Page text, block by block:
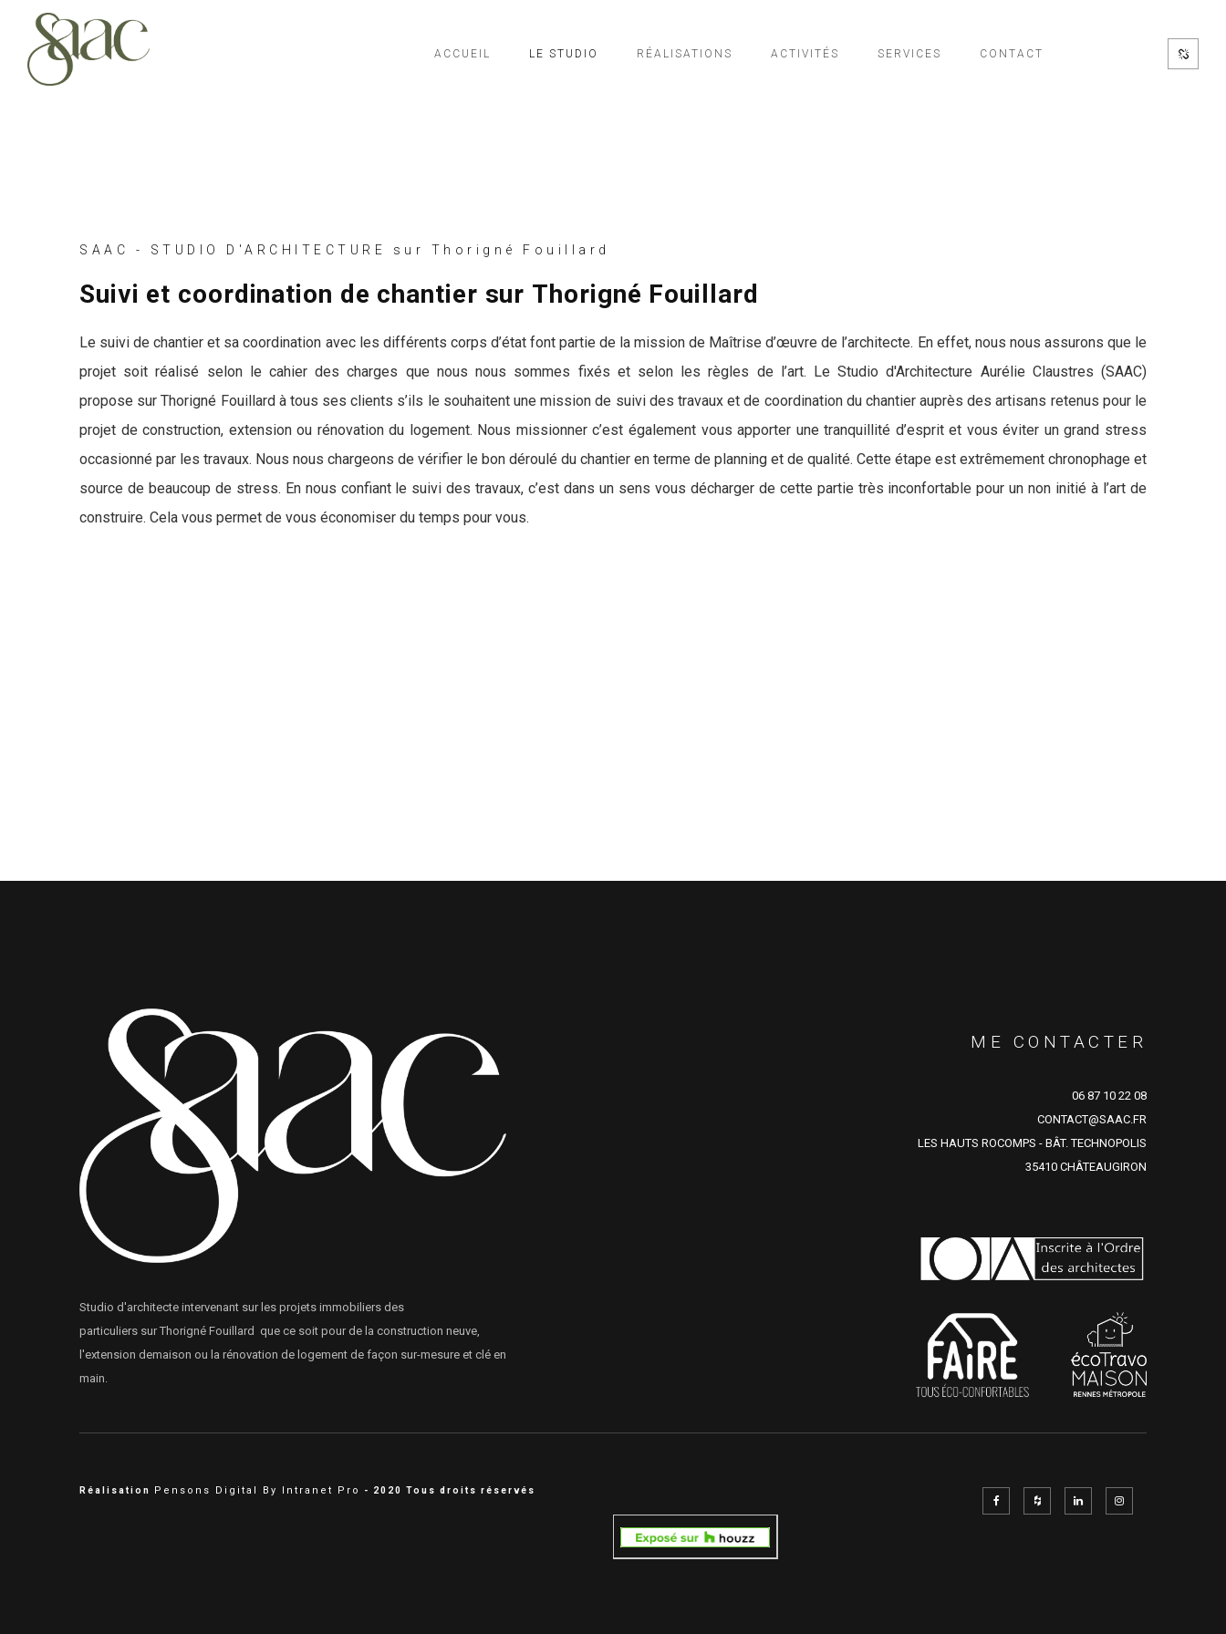
ACCUEIL LE STUDIO RÉALISATIONS ACTIVITÉS SERVICES CONTACT
SAAC - STUDIO D'ARCHITECTURE sur Thorigné Fouillard
Suivi et coordination de chantier sur Thorigné Fouillard
Le suivi de chantier et sa coordination avec les différents corps d’état font partie de la mission de Maîtrise d’œuvre de l’architecte. En effet, nous nous assurons que le
projet soit réalisé selon le cahier des charges que nous nous sommes fixés et selon les règles de l’art. Le Studio d'Architecture Aurélie Claustres (SAAC)
propose sur Thorigné Fouillard à tous ses clients s’ils le souhaitent une mission de suivi des travaux et de coordination du chantier auprès des artisans retenus pour le
projet de construction, extension ou rénovation du logement. Nous missionner c’est également vous apporter une tranquillité d’esprit et vous éviter un grand stress
occasionné par les travaux. Nous nous chargeons de vérifier le bon déroulé du chantier en terme de planning et de qualité. Cette étape est extrêmement chronophage et
source de beaucoup de stress. En nous confiant le suivi des travaux, c’est dans un sens vous décharger de cette partie très inconfortable pour un non initié à l’art de
construire. Cela vous permet de vous économiser du temps pour vous.
Studio d'architecte intervenant sur les projets immobiliers des
particuliers sur Thorigné Fouillard que ce soit pour de la construction neuve,
l'extension demaison ou la rénovation de logement de façon sur-mesure et clé en
main.
ME CONTACTER
06 87 10 22 08
CONTACT@SAAC.FR
LES HAUTS ROCOMPS - BÂT. TECHNOPOLIS
35410 CHÂTEAUGIRON
Réalisation Pensons Digital By Intranet Pro - 2020 Tous droits réservés